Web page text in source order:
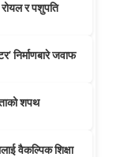
रोयल र पशुपति
निर्माणबारे जवाफ
शपथ
वैकल्पिक शिक्षा